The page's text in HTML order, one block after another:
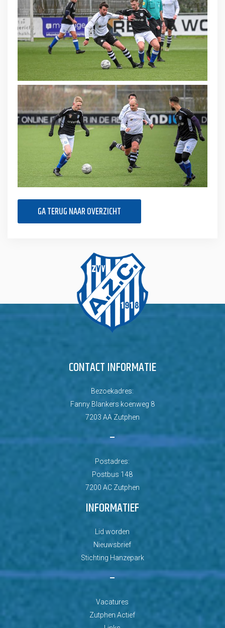
GA TERUG NAAR OVERZICHT
CONTACT INFORMATIE
Bezoekadres:
Fanny Blankers koenweg 8
7203 AA Zutphen
–
Postadres:
Postbus 148
7200 AC Zutphen
INFORMATIEF
Lid worden
Nieuwsbrief
Stichting Hanzepark
–
Vacatures
Zutphen Actief